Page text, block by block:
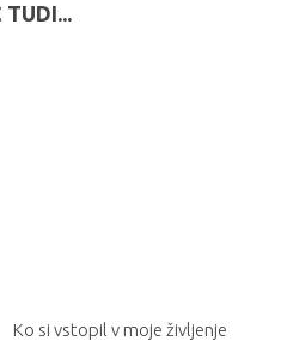
TUDI...
Ko si vstopil v moje življenje